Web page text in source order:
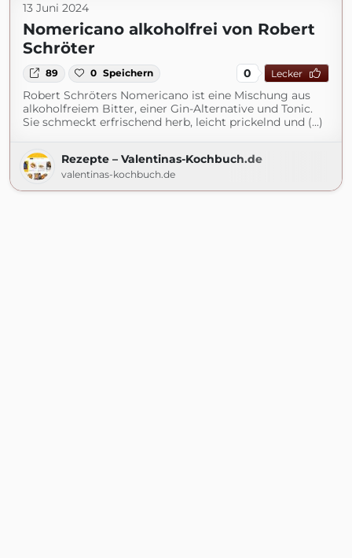
13 Juni 2024
Nomericano alkoholfrei von Robert
Schröter
89 0 Speichern 0 Lecker
Robert Schröters Nomericano ist eine Mischung aus
alkoholfreiem Bitter, einer Gin-Alternative und Tonic.
Sie schmeckt erfrischend herb, leicht prickelnd und (...)
Rezepte – Valentinas-Kochbuch.de
valentinas-kochbuch.de